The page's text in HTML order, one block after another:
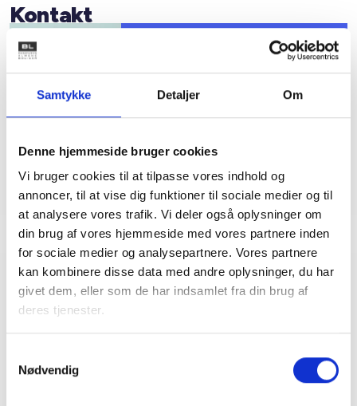
Samtykke Detaljer Om
Denne hjemmeside bruger cookies
Vi bruger cookies til at tilpasse vores indhold og
annoncer, til at vise dig funktioner til sociale medier og til
at analysere vores trafik. Vi deler også oplysninger om
din brug af vores hjemmeside med vores partnere inden
for sociale medier og analysepartnere. Vores partnere
kan kombinere disse data med andre oplysninger, du har
givet dem, eller som de har indsamlet fra din brug af
deres tjenester.
Nødvendig
Kontakt
Adm. direktør
Tlf: 28 88 18 77
Relateret indhold Viden
BL INFORMERER
ghettoliste